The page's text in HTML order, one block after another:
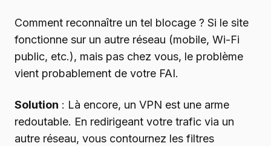
Comment reconnaître un tel blocage ? Si le site
fonctionne sur un autre réseau (mobile, Wi-Fi
public, etc.), mais pas chez vous, le problème
vient probablement de votre FAI.
Solution : Là encore, un VPN est une arme
redoutable. En redirigeant votre trafic via un
autre réseau, vous contournez les filtres